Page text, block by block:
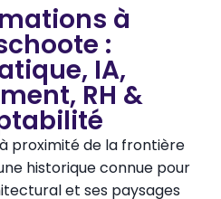
à
:
IA,
RH &
proximité de la frontière
historique connue pour
et ses paysages